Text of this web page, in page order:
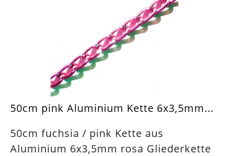
50cm pink Aluminium Kette 6x3,5mm...
50cm fuchsia / pink Kette aus
Aluminium 6x3,5mm rosa Gliederkette